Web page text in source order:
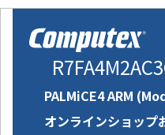
PALMiCE4 ARM
オンラインショップ